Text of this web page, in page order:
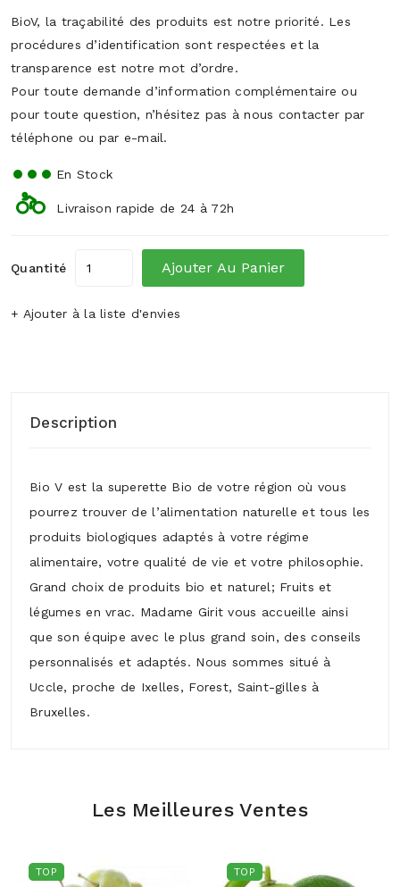
BioV, la traçabilité des produits est notre priorité. Les
procédures d’identification sont respectées et la
transparence est notre mot d’ordre.
Pour toute demande d’information complémentaire ou
pour toute question, n’hésitez pas à nous contacter par
téléphone ou par e-mail.
En Stock
Livraison rapide de 24 à 72h
Quantité Ajouter Au Panier
+ Ajouter à la liste d'envies
Description
Bio V est la superette Bio de votre région où vous
pourrez trouver de l’alimentation naturelle et tous les
produits biologiques adaptés à votre régime
alimentaire, votre qualité de vie et votre philosophie.
Grand choix de produits bio et naturel; Fruits et
légumes en vrac. Madame Girit vous accueille ainsi
que son équipe avec le plus grand soin, des conseils
personnalisés et adaptés. Nous sommes situé à
Uccle, proche de Ixelles, Forest, Saint-gilles à
Bruxelles.
Les Meilleures Ventes
TOP TOP